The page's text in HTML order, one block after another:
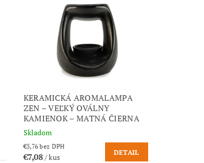
KERAMICKÁ AROMALAMPA
ZEN – VEĽKÝ OVÁLNY
KAMIENOK – MATNÁ ČIERNA
Skladom
€5,76 bez DPH
€7,08/ kus
DETAIL